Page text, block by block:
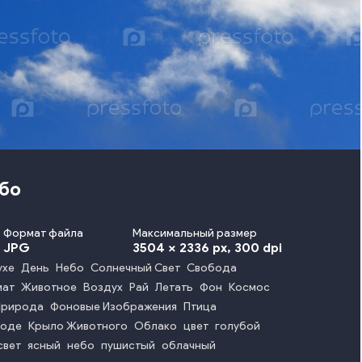
Формат файла
JPG
Максимальный размер
3504 x 2336 px, 300 dpi
День Небо Солнечный Свет Свобода
Животное Воздух Рай Летать Фон Космос
Фоновые Изображения Птица
Крыло Животного Облако цвет голубой
ясный небо пушистый облачный